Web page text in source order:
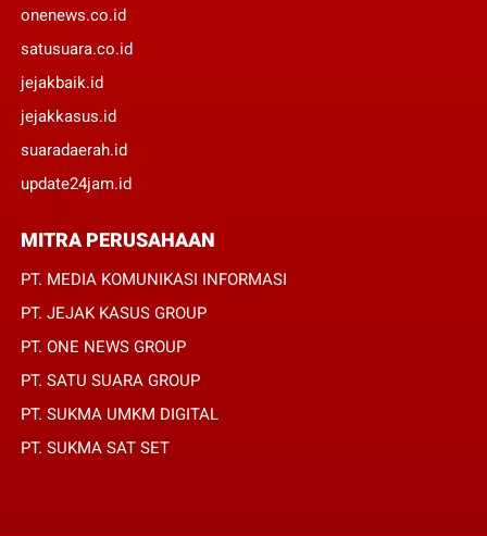
onenews.co.id
satusuara.co.id
jejakbaik.id
jejakkasus.id
suaradaerah.id
update24jam.id
MITRA PERUSAHAAN
PT. MEDIA KOMUNIKASI INFORMASI
PT. JEJAK KASUS GROUP
PT. ONE NEWS GROUP
PT. SATU SUARA GROUP
PT. SUKMA UMKM DIGITAL
PT. SUKMA SAT SET